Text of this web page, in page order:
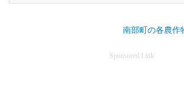
南部町の各農作
Sponsored Link